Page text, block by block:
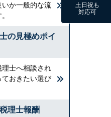
か一般的な流
の見極めポイ
士へ相談され
おきたい選び
理士報酬
土日祝も
対応可